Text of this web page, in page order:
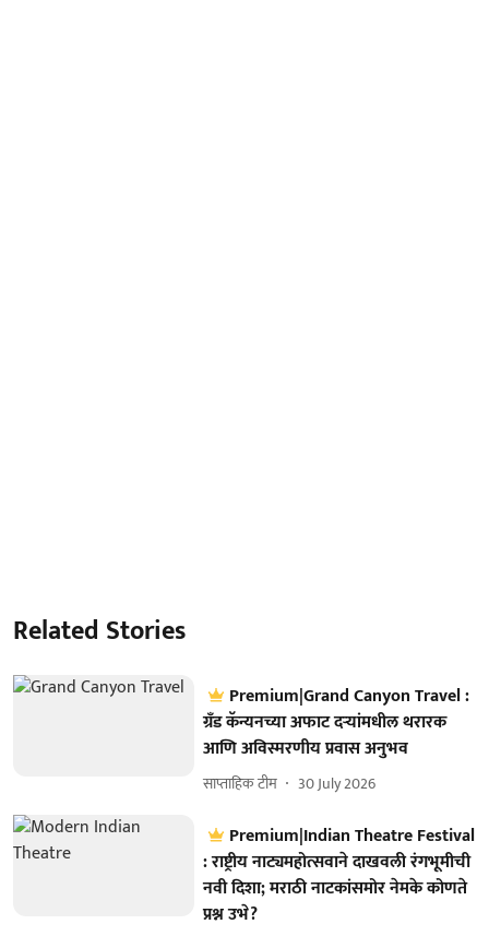
Related Stories
Premium|Grand Canyon Travel :
ग्रँड कॅन्यनच्या अफाट दऱ्यांमधील थरारक
आणि अविस्मरणीय प्रवास अनुभव
साप्ताहिक टीम 30 July 2026
Premium|Indian Theatre Festival
: राष्ट्रीय नाट्यमहोत्सवाने दाखवली रंगभूमीची
नवी दिशा; मराठी नाटकांसमोर नेमके कोणते
प्रश्न उभे?